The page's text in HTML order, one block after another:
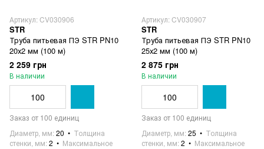
Артикул: CV030906
STR
Труба питьевая ПЭ STR PN10
20х2 мм (100 м)
2 259 грн
В наличии
Заказ от 100 единиц
Диаметр, мм 20
Толщина
стенки, мм 2
Максимальное
Артикул: CV030907
STR
Труба питьевая ПЭ STR PN10
25х2 мм (100 м)
2 875 грн
В наличии
Заказ от 100 единиц
Диаметр, мм 25
Толщина
стенки, мм 2
Максимальное